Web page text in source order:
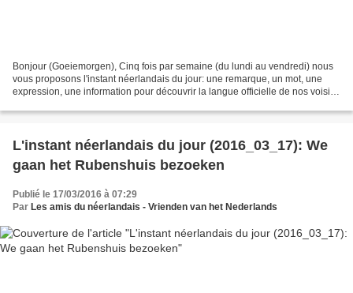
Bonjour (Goeiemorgen), Cinq fois par semaine (du lundi au vendredi) nous
vous proposons l'instant néerlandais du jour: une remarque, un mot, une
expression, une information pour découvrir la langue officielle de nos voisins
L'instant néerlandais du jour (2016_03_17): We
gaan het Rubenshuis bezoeken
Publié le 17/03/2016 à 07:29
Par Les amis du néerlandais - Vrienden van het Nederlands